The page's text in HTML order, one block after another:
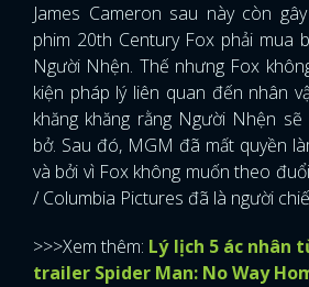
James Cameron sau này còn
phim 20th Century Fox phải mua
Người Nhện. Thế nhưng Fox
kiện pháp lý liên quan đến nhân
khăng khăng rằng Người Nhện
bở. Sau đó, MGM đã mất quyền
và bởi vì Fox không muốn theo
/ Columbia Pictures đã là người
>>>Xem thêm: Lý lịch 5 ác nhân
trailer Spider Man: No Way